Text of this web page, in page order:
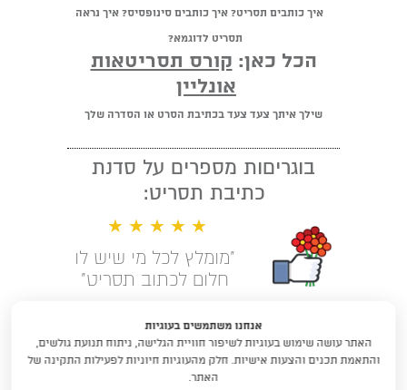
איך כותבים תסריט? איך כותבים סינופסיס? איך נראה
תסריט לדוגמא?
הכל כאן: קורס תסריטאות
אונליין
שילך איתך צעד צעד בכתיבת הסרט או הסדרה שלך
בוגריםות מספרים על סדנת
כתיבת תסריט:
★ ★ ★ ★ ★
"מומלץ לכל מי שיש לו
חלום לכתוב תסריט"
לימודי תסריטאות וסטוריטלינג עם
דניאלה דורון
אנחנו משתמשים בעוגיות
האתר עושה שימוש בעוגיות לשיפור חוויית הגלישה, ניתוח תנועת גולשים,
והתאמת תכנים והצעות אישיות. חלק מהעוגיות חיוניות לפעילות התקינה של
האתר.